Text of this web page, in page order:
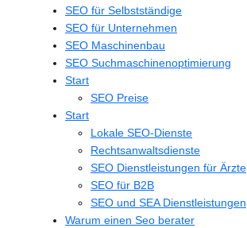
SEO für Selbstständige
SEO für Unternehmen
SEO Maschinenbau
SEO Suchmaschinenoptimierung
Start
SEO Preise
Start
Lokale SEO-Dienste
Rechtsanwaltsdienste
SEO Dienstleistungen für Ärzte
SEO für B2B
SEO und SEA Dienstleistungen
Warum einen Seo berater